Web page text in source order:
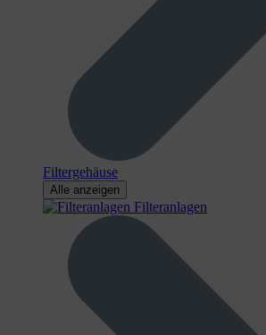
Filtergehäuse
Alle anzeigen
Filteranlagen